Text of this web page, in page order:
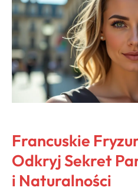
Francuskie
Odkryj Sekret
i Naturalności